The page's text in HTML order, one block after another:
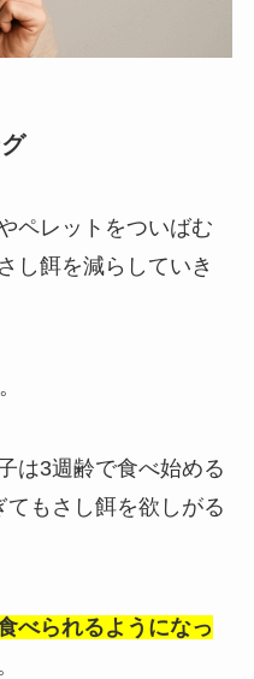
ペレットをついばむ
し餌を減らしていき
は3週齢で食べ始める
もさし餌を欲しがる
べられるようになっ